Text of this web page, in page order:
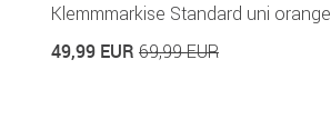
Klemmmarkise Standard uni orange
49,99 EUR 69,99 EUR